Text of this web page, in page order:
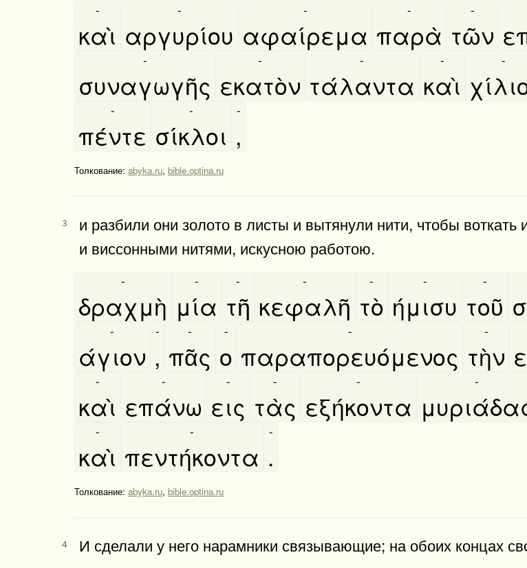
καὶ
-
αργυρίου
-
αφαίρεμα
-
παρὰ
-
τῶν
-
συναγωγῆς
-
εκατὸν
-
τάλαντα
-
καὶ
- -
πέντε
-
σίκλοι
-
,
-
Толкование: abyka.ru, bible.optina.ru
3
и разбили они золото в листы и вытянули нити, чтобы
и виссонными нитями, искусною работою.
δραχμὴ
-
μία
-
τῆ
-
κεφαλῆ
-
τὸ
-
ήμισυ
-
τοῦ
-
άγιον
-
,
-
πᾶς
-
ο
-
παραπορευόμενος
-
τὴν
-
καὶ
-
επάνω
-
εις
-
τὰς
-
εξήκοντα
- -
καὶ
-
πεντήκοντα
-
.
-
Толкование: abyka.ru, bible.optina.ru
4 И сделали у него нарамники связывающие; на обоих концах